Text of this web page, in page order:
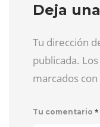
Deja
Tu dirección
publicada.
marcados con
Tu comentario *